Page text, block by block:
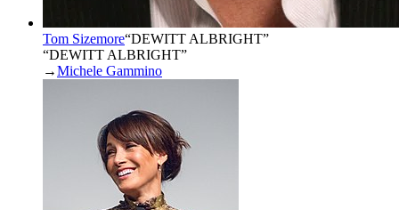
Tom Sizemore“DEWITT ALBRIGHT”
“DEWITT ALBRIGHT”
→Michele Gammino